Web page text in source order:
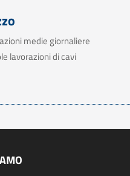
medie giornaliere
lavorazioni di cavi